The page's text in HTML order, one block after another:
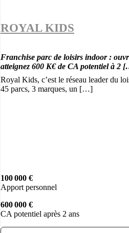
ROYAL KIDS
Franchise parc de loisirs indoor :
atteignez 600 K€ de CA potentiel à 2
Royal Kids, c’est le réseau leader du
45 parcs, 3 marques, un […]
100 000 €
Apport personnel
600 000 €
CA potentiel après 2 ans